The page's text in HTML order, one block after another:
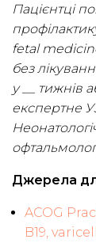
Пацієнтці
fetal
без
у __ тижнів
експертне
Джерела
ACOG
B19,